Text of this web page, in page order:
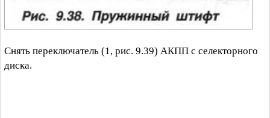
Снять переключатель (1, рис. 9.39) АКПП с селекторного
диска.